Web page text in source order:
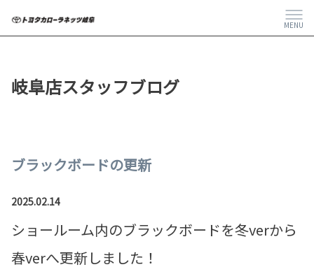
MENU
岐阜店スタッフブログ
ブラックボードの更新
2025.02.14
ショールーム内のブラックボードを冬verから
春verへ更新しました！